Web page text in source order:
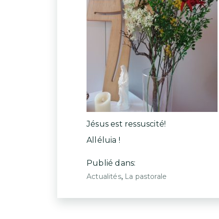
Jésus est ressuscité!
Alléluia !
Publié dans:
Actualités, La pastorale